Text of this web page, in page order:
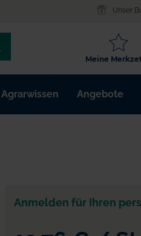
Unser
/
ARTIKELNR.
/
Meine
Agrarwissen Angebote
Anmelden für Ihren